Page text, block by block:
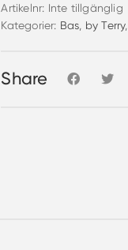
Artikelnr: Inte tillgänglig
Kategorier: Bas, by Terry,
Share